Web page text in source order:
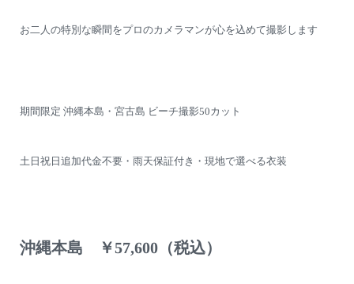
お二人の特別な瞬間をプロのカメラマンが心を込めて撮影します
期間限定 沖縄本島・宮古島 ビーチ撮影50カット
土日祝日追加代金不要・雨天保証付き・現地で選べる衣装
沖縄本島 ￥57,600（税込）